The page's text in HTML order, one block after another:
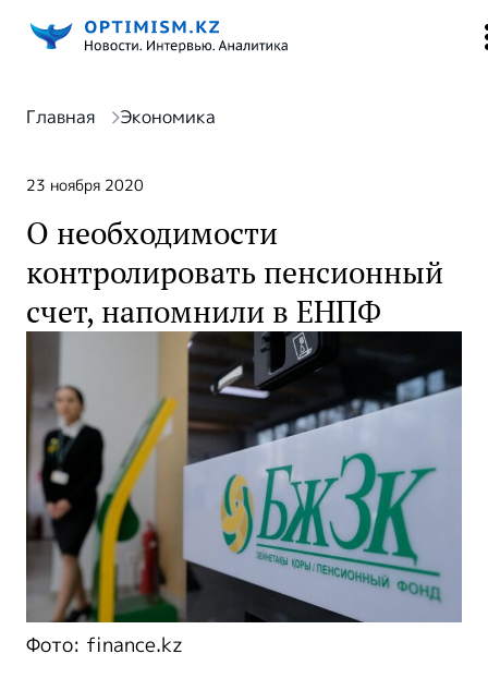
Главная Экономика
23 ноября 2020
О необходимости
контролировать пенсионный
счет, напомнили в ЕНПФ
Фото: finance.kz